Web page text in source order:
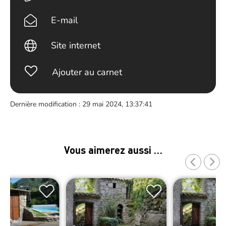
E-mail
Site internet
Ajouter au carnet
Dernière modification : 29 mai 2024, 13:37:41
Vous aimerez aussi …